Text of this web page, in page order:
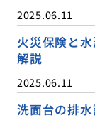
2025.06.11
火災保険と
解説
2025.06.11
洗面台の排